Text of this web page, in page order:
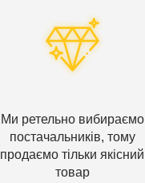
Ми ретельно вибираємо
постачальників, тому
продаємо тільки якісний
товар